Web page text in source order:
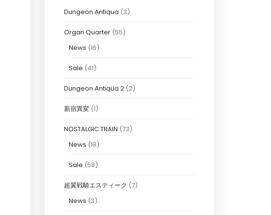
Dungeon Antiqua (3)
Organ Quarter (55)
News (16)
Sale (41)
Dungeon Antiqua 2 (2)
新宿異変 (1)
NOSTALGIC TRAIN (73)
News (18)
Sale (58)
超翼戦騎エスティーク (7)
News (3)